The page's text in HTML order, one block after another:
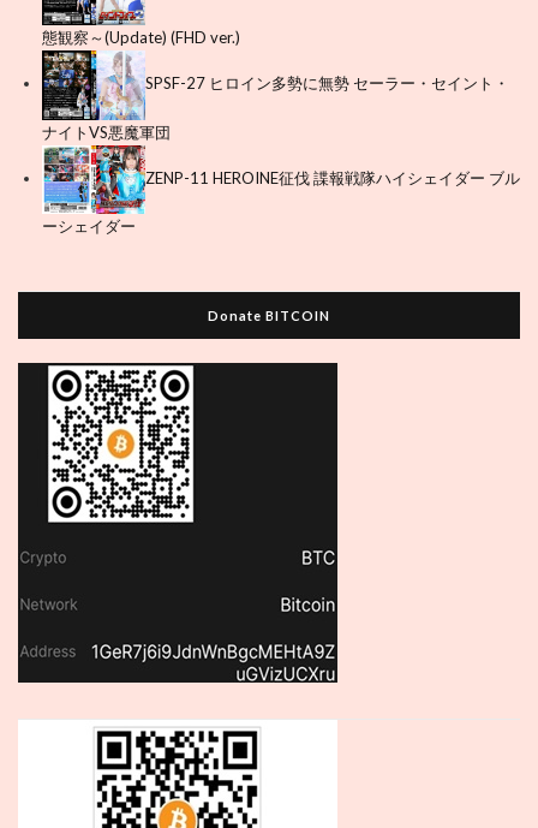
態観察～(Update) (FHD ver.)
SPSF-27 ヒロイン多勢に無勢 セーラー・セイント・
ナイトVS悪魔軍団
ZENP-11 HEROINE征伐 諜報戦隊ハイシェイダー ブル
ーシェイダー
Donate BITCOIN